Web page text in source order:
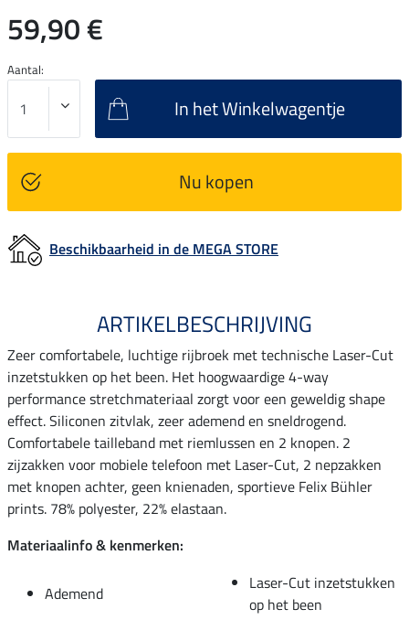
59,90 €
Aantal:
In het Winkelwagentje
Nu kopen
Beschikbaarheid in de MEGA STORE
ARTIKELBESCHRIJVING
Zeer comfortabele, luchtige rijbroek met technische Laser-Cut
inzetstukken op het been. Het hoogwaardige 4-way
performance stretchmateriaal zorgt voor een geweldig shape
effect. Siliconen zitvlak, zeer ademend en sneldrogend.
Comfortabele tailleband met riemlussen en 2 knopen. 2
zijzakken voor mobiele telefoon met Laser-Cut, 2 nepzakken
met knopen achter, geen knienaden, sportieve Felix Bühler
prints. 78% polyester, 22% elastaan.
Materiaalinfo & kenmerken:
Ademend
Laser-Cut inzetstukken
op het been